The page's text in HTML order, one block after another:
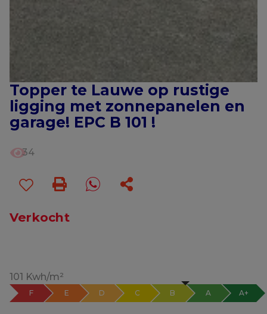
Topper te Lauwe op rustige
ligging met zonnepanelen en
garage! EPC B 101 !
34
Verkocht
101 Kwh/m²
F E D C B A A+